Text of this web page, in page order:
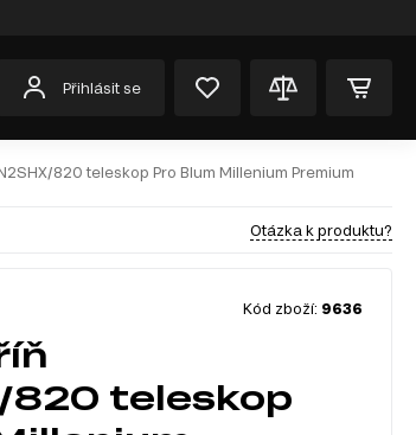
Přihlásit se
820 teleskop Pro Blum Millenium Premium
Otázka k produktu?
Kód zboží: 9636
820 teleskop